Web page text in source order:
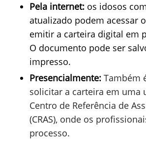
Pela internet: os idosos
atualizado podem acessar
emitir a carteira digital em
O documento pode ser
impresso.
Presencialmente: Também
solicitar a carteira em uma
Centro de Referência de
(CRAS), onde os
processo.